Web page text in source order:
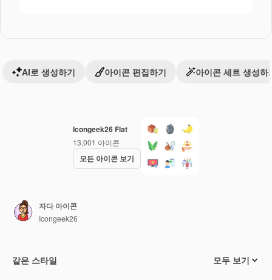
Icongeek26 Flat
13,001 아이콘
모든 아이콘 보기
AI로 생성하기 아이콘 편집하기 아이콘 세트 생성하
자다 아이콘
Icongeek26
같은 스타일 모두 보기